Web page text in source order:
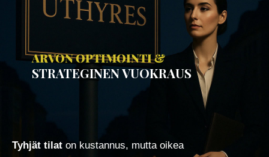
ARVON OPTIMOINTI &
STRATEGINEN VUOKRAUS
Tyhjät tilat on kustannus, mutta oikea